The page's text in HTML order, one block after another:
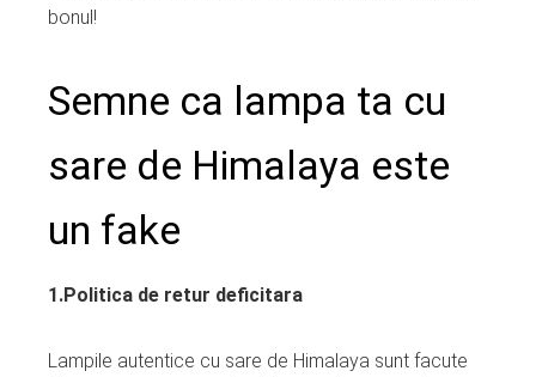
bonul!
Semne ca lampa ta cu
sare de Himalaya este
un fake
1.Politica de retur deficitara
Lampile autentice cu sare de Himalaya sunt facute